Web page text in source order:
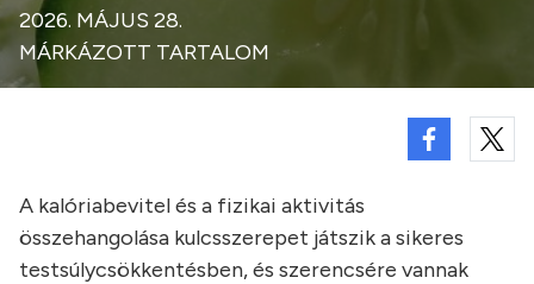
2026. MÁJUS 28.
MÁRKÁZOTT TARTALOM
A kalóriabevitel és a fizikai aktivitás
összehangolása kulcsszerepet játszik a sikeres
testsúlycsökkentésben, és szerencsére vannak